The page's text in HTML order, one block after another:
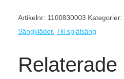
Artikelnr: 1100830003 Kategorier:
Sängkläder,Till spjälsäng
Relaterade